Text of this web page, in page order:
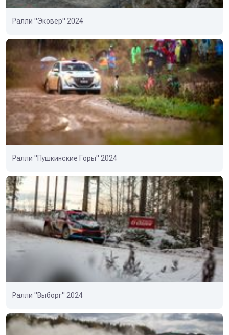
Ралли "Эковер" 2024
Ралли "Пушкинские Горы" 2024
Ралли "Выборг" 2024